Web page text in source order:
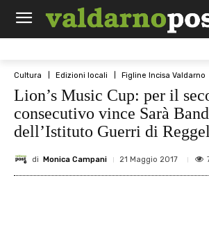
Cultura Edizioni locali Figline Incisa Valdarno
Lion’s Music Cup: per il
consecutivo vince Sarà
dell’Istituto Guerri di
di Monica Campani 21 Maggio 2017